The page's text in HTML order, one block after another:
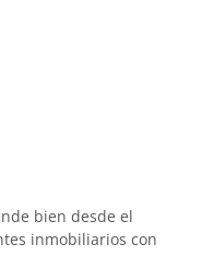
bien desde el
inmobiliarios con